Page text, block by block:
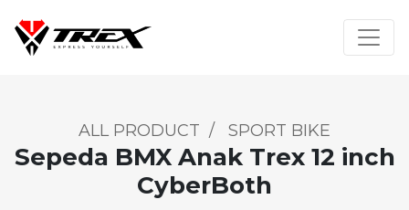
ALL PRODUCT / SPORT BIKE
Sepeda BMX Anak Trex 12 inch
CyberBoth